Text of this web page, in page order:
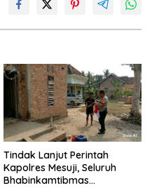
Tindak Lanjut Perintah
Kapolres Mesuji, Seluruh
Bhabinkamtibmas